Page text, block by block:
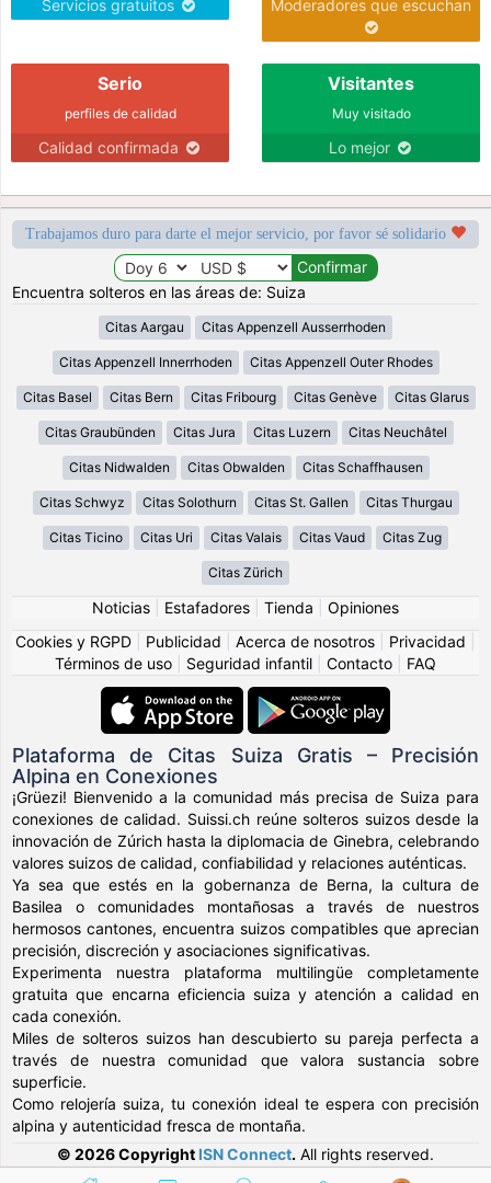
Servicios gratuitos Moderadores que escuchan
Serio
perfiles de calidad
Calidad confirmada
Visitantes
Muy visitado
Lo mejor
Trabajamos duro para darte el mejor servicio, por favor sé solidario
Encuentra solteros en las áreas de: Suiza
Citas Aargau Citas Appenzell Ausserrhoden
Citas Appenzell Innerrhoden Citas Appenzell Outer Rhodes
Citas Basel Citas Bern Citas Fribourg Citas Genève Citas Glarus
Citas Graubünden Citas Jura Citas Luzern Citas Neuchâtel
Citas Nidwalden Citas Obwalden Citas Schaffhausen
Citas Schwyz Citas Solothurn Citas St. Gallen Citas Thurgau
Citas Ticino Citas Uri Citas Valais Citas Vaud Citas Zug
Citas Zürich
Noticias Estafadores Tienda
Opiniones
Cookies y RGPD
Publicidad Acerca de nosotros Privacidad
Términos de uso
Seguridad infantil Contacto FAQ
Plataforma de Citas Suiza Gratis – Precisión
Alpina en Conexiones
¡Grüezi! Bienvenido a la comunidad más precisa de Suiza para
conexiones de calidad. Suissi.ch reúne solteros suizos desde la
innovación de Zúrich hasta la diplomacia de Ginebra, celebrando
valores suizos de calidad, confiabilidad y relaciones auténticas.
Ya sea que estés en la gobernanza de Berna, la cultura de
Basilea o comunidades montañosas a través de nuestros
hermosos cantones, encuentra suizos compatibles que aprecian
precisión, discreción y asociaciones significativas.
Experimenta nuestra plataforma multilingüe completamente
gratuita que encarna eficiencia suiza y atención a calidad en
cada conexión.
Miles de solteros suizos han descubierto su pareja perfecta a
través de nuestra comunidad que valora sustancia sobre
superficie.
Como relojería suiza, tu conexión ideal te espera con precisión
alpina y autenticidad fresca de montaña.
© 2026 Copyright ISN Connect. All rights reserved.